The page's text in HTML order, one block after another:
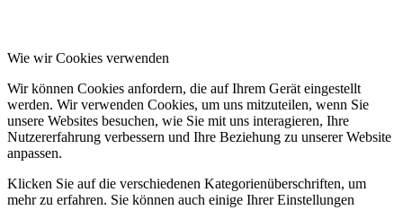
Wie wir Cookies verwenden
Wir können Cookies anfordern, die auf Ihrem Gerät eingestellt
werden. Wir verwenden Cookies, um uns mitzuteilen, wenn Sie
unsere Websites besuchen, wie Sie mit uns interagieren, Ihre
Nutzererfahrung verbessern und Ihre Beziehung zu unserer Website
anpassen.
Klicken Sie auf die verschiedenen Kategorienüberschriften, um
mehr zu erfahren. Sie können auch einige Ihrer Einstellungen